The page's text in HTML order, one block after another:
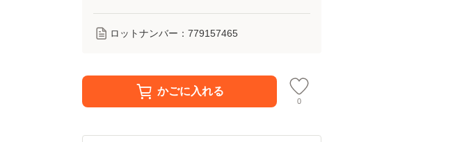
ロットナンバー： 779157465
かごに入れる
0